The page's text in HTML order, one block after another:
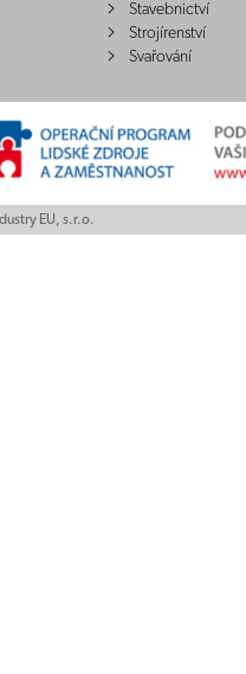
Stavebnictví
Strojírenství
Svařování
EU, s.r.o.